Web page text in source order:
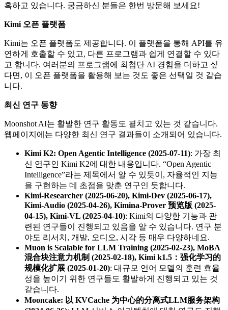
혹하고 있습니다. 궁금하신 분들은 한번 방문해 보세요!
Kimi 오픈 플랫폼
Kimi는 오픈 플랫폼도 제공합니다. 이 플랫폼을 통해 API를 유
연하게 호출할 수 있고, 다른 프로그램과 쉽게 연결할 수 있다
고 합니다. 여러분의 프로그램에 최첨단 AI 경험을 더하고 싶
다면, 이 오픈 플랫폼을 활용해 보는 것도 좋은 선택일 것 같습
니다.
최신 연구 동향
Moonshot AI는 활발한 연구 활동도 펼치고 있는 것 같습니다.
웹페이지에는 다양한 최신 연구 결과들이 소개되어 있습니다.
Kimi K2: Open Agentic Intelligence (2025-07-11): 가장 최
신 연구인 Kimi K2에 대한 내용입니다. “Open Agentic
Intelligence”라는 제목에서 알 수 있듯이, 자율적인 지능
을 구현하는 데 초점을 맞춘 연구인 듯합니다.
Kimi-Researcher (2025-06-20), Kimi-Dev (2025-06-17),
Kimi-Audio (2025-04-26), Kimina-Prover 预览版 (2025-
04-15), Kimi-VL (2025-04-10): Kimi의 다양한 기능과 관
련된 연구들이 진행되고 있음을 알 수 있습니다. 연구 분
야도 리서치, 개발, 오디오, 시각 등 매우 다양하네요.
Muon is Scalable for LLM Training (2025-02-23), MoBA
混合块注意力机制 (2025-02-18), Kimi k1.5：强化学习的
规模化扩展 (2025-01-20): 대규모 언어 모델의 훈련 효율
성을 높이기 위한 연구들도 활발하게 진행되고 있는 것
같습니다.
Mooncake: 以 KVCache 为中心的分离式LLM服务架构